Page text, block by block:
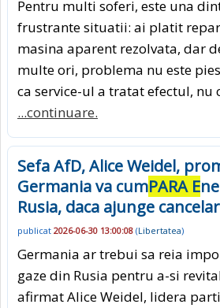
Pentru multi soferi, este una
frustrante situatii: ai platit
masina aparent rezolvata, dar
multe ori, problema nu este
ca service-ul a tratat efectul, nu
...continuare.
Sefa AfD, Alice Weidel,
Germania va cumPARA E
Rusia, daca ajunge cancelar
publicat 2026-06-30 13:00:08 (Libertatea)
Germania ar trebui sa reia
gaze din Rusia pentru a-si
afirmat Alice Weidel, lidera